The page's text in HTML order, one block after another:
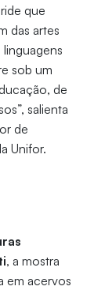
que
das artes
sob um
de
salienta
de
Unifor.
, a mostra
em acervos